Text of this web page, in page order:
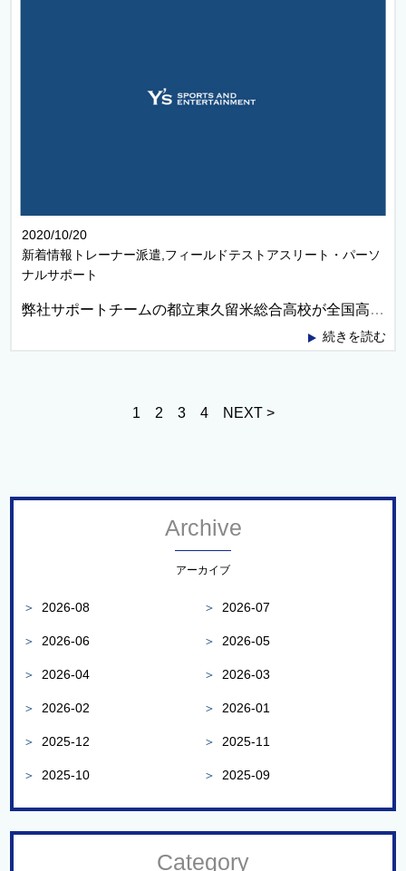
2020/10/20
新着情報トレーナー派遣,フィールドテストアスリート・パーソ
ナルサポート
弊社サポートチームの都立東久留米総合高校が全国高校サッカー選手権大会東京2次予選2回戦を突破いたしました！！
続きを読む
1 2 3 4 NEXT >
Archive
アーカイブ
＞ 2026-08 ＞ 2026-07
＞ 2026-06 ＞ 2026-05
＞ 2026-04 ＞ 2026-03
＞ 2026-02 ＞ 2026-01
＞ 2025-12 ＞ 2025-11
＞ 2025-10 ＞ 2025-09
Category